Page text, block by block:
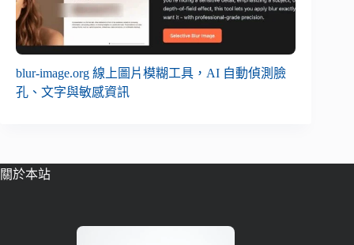
blur-image.org 線上圖片模糊工具，AI 自動偵測臉
孔、文字與敏感資訊
關於本站